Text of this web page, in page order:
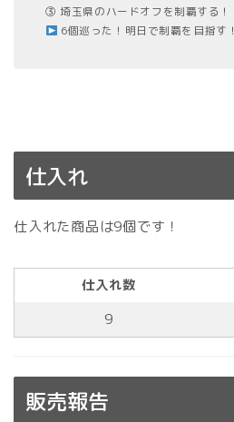
③ 埼玉県のハードオフを制覇する！
6個巡った！明日で制覇を目指す！
仕入れ
仕入れた商品は9個です！
仕入れ数
9
販売報告